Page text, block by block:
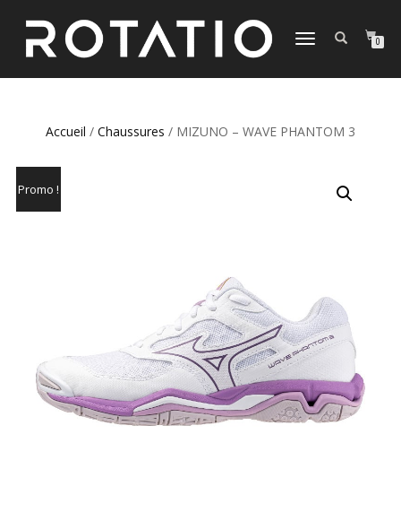
DÉPLIER
0
Accueil / Chaussures / MIZUNO – WAVE PHANTOM 3
Promo !